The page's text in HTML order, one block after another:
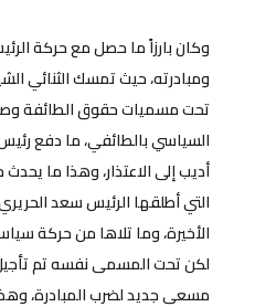
وكان بارزاً ما حصل مع حركة
ومبادرته، حيث تمسك الثنائي
تحت مسميات حقوق الطائفة
السياسي بالطائفي، ما دفع
أديب إلى الاعتذار، وهذا ما يحدث
التي أطلقها الرئيس سعد الحريري
الأخيرة، وما تلاها من حركة
لكن تحت المسمى نفسه تم تأجيل
مسعى جديد لضرب المبادرة،